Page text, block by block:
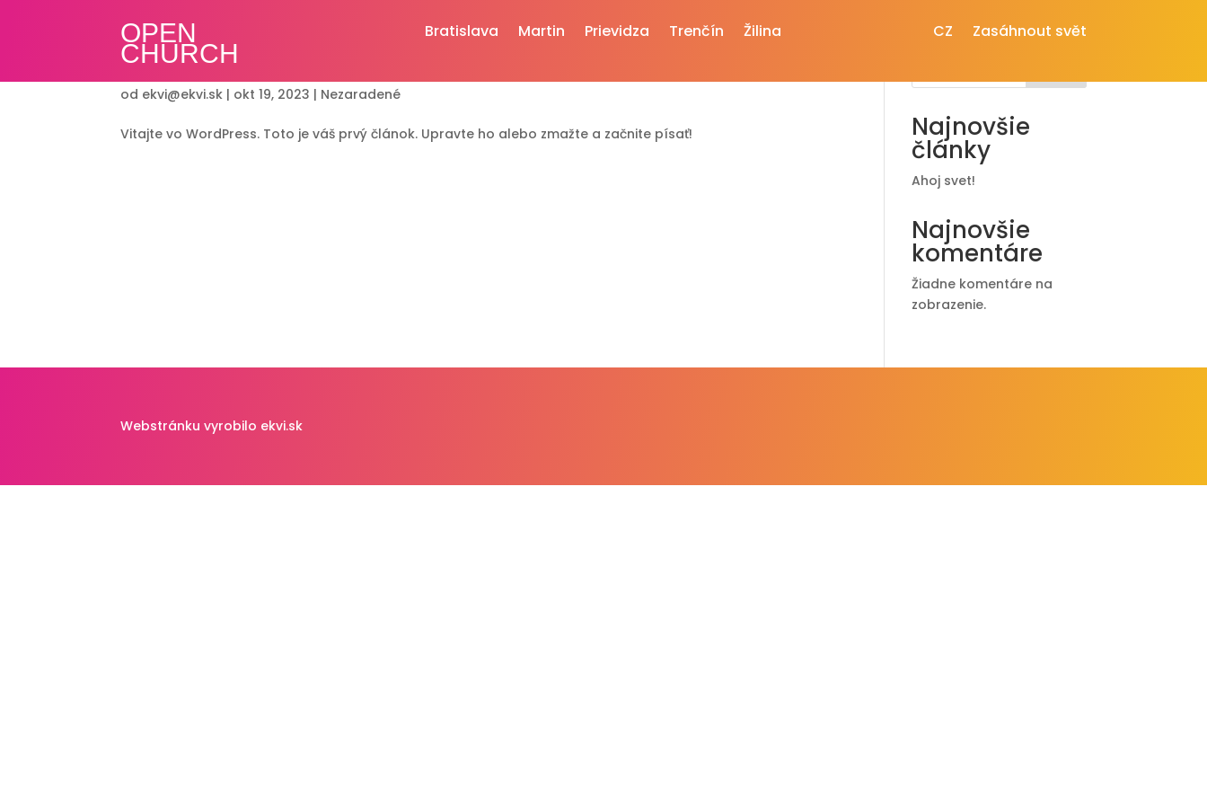
OPEN
CHURCH
Bratislava Martin Prievidza Trenčín Žilina CZ Zasáhnout svět
Ahoj svet!
od ekvi@ekvi.sk | okt 19, 2023 | Nezaradené
Vitajte vo WordPress. Toto je váš prvý článok. Upravte ho alebo zmažte a začnite písať! Najnovšie
články
Ahoj svet!
Najnovšie
komentáre
Žiadne komentáre na
zobrazenie.
Webstránku vyrobilo ekvi.sk